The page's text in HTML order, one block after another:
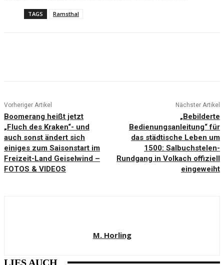
TAGS Ramsthal
Vorheriger Artikel
Boomerang heißt jetzt
„Fluch des Kraken“- und
auch sonst ändert sich
einiges zum Saisonstart im
Freizeit-Land Geiselwind –
FOTOS & VIDEOS
Nächster Artikel
„Bebilderte
Bedienungsanleitung“ für
das städtische Leben um
1500: Salbuchstelen-
Rundgang in Volkach offiziell
eingeweiht
M. Horling
LIES AUCH